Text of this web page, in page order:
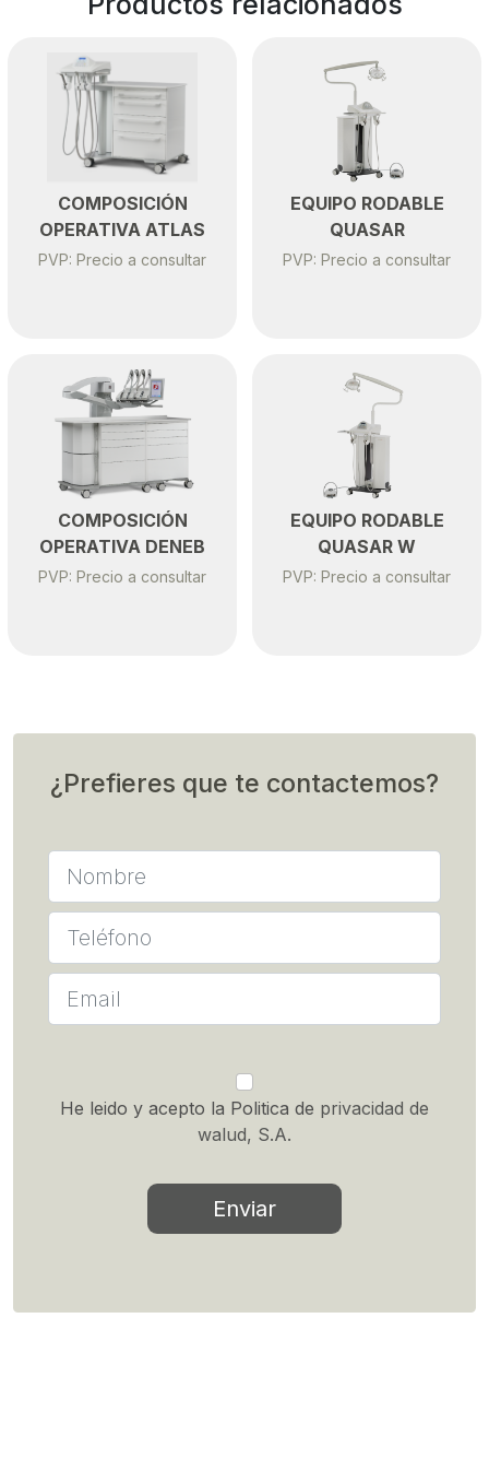
COMPOSICIÓN
OPERATIVA ATLAS
PVP: Precio a consultar
EQUIPO RODABLE
QUASAR
PVP: Precio a consultar
COMPOSICIÓN
OPERATIVA DENEB
PVP: Precio a consultar
EQUIPO RODABLE
QUASAR W
PVP: Precio a consultar
¿Prefieres que te contactemos?
He leido y acepto la Politica de privacidad de
walud, S.A.
Enviar